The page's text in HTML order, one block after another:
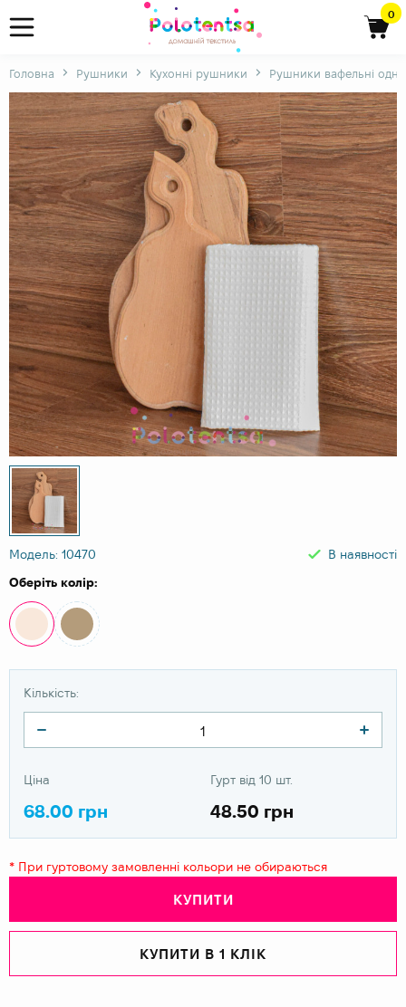
0
Головна Рушники Кухонні рушники Рушники вафельні
Модель: 10470
В наявності
Оберіть колір:
Кількість:
Ціна
68.00 грн
Гурт від 10 шт.
48.50 грн
* При гуртовому замовленні кольори не обираються
КУПИТИ
КУПИТИ В 1 КЛІК